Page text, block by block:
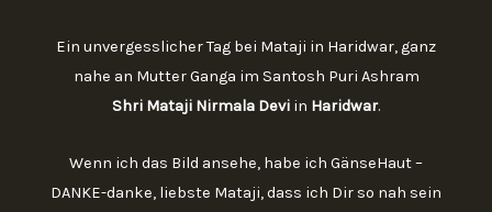
Ein unvergesslicher Tag bei Mataji in Haridwar, ganz
nahe an Mutter Ganga im Santosh Puri Ashram
Shri Mataji Nirmala Devi in Haridwar.
Wenn ich das Bild ansehe, habe ich GänseHaut –
DANKE-danke, liebste Mataji, dass ich Dir so nah sein